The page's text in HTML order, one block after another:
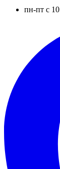
пн-пт с